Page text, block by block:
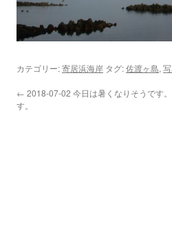
カテゴリー:寄居浜海岸 タグ:佐渡ヶ島,
← 2018-07-02 今日は暑くなりそうです
す。